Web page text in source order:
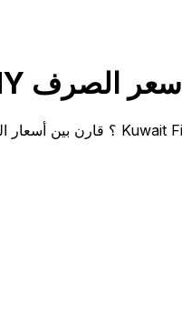
قارن Kuwait Finance House KWD إلى CNY سعر الصرف